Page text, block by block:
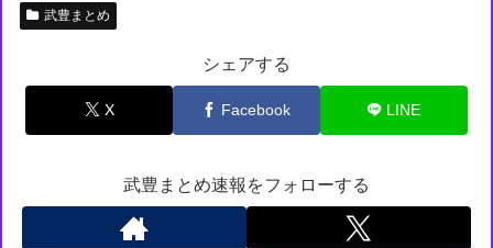
武豊まとめ
シェアする
X Facebook LINE
武豊まとめ速報をフォローする